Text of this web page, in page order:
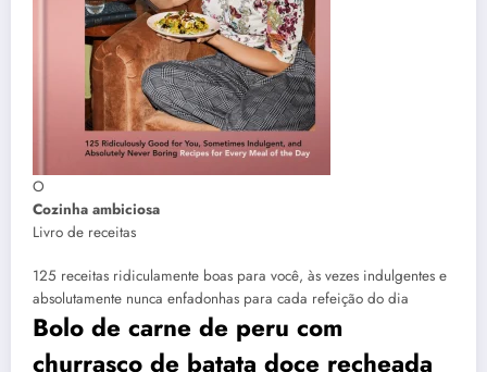
O
Cozinha ambiciosa
Livro de receitas
125 receitas ridiculamente boas para você, às vezes indulgentes e
absolutamente nunca enfadonhas para cada refeição do dia
Bolo de carne de peru com
churrasco de batata doce recheada